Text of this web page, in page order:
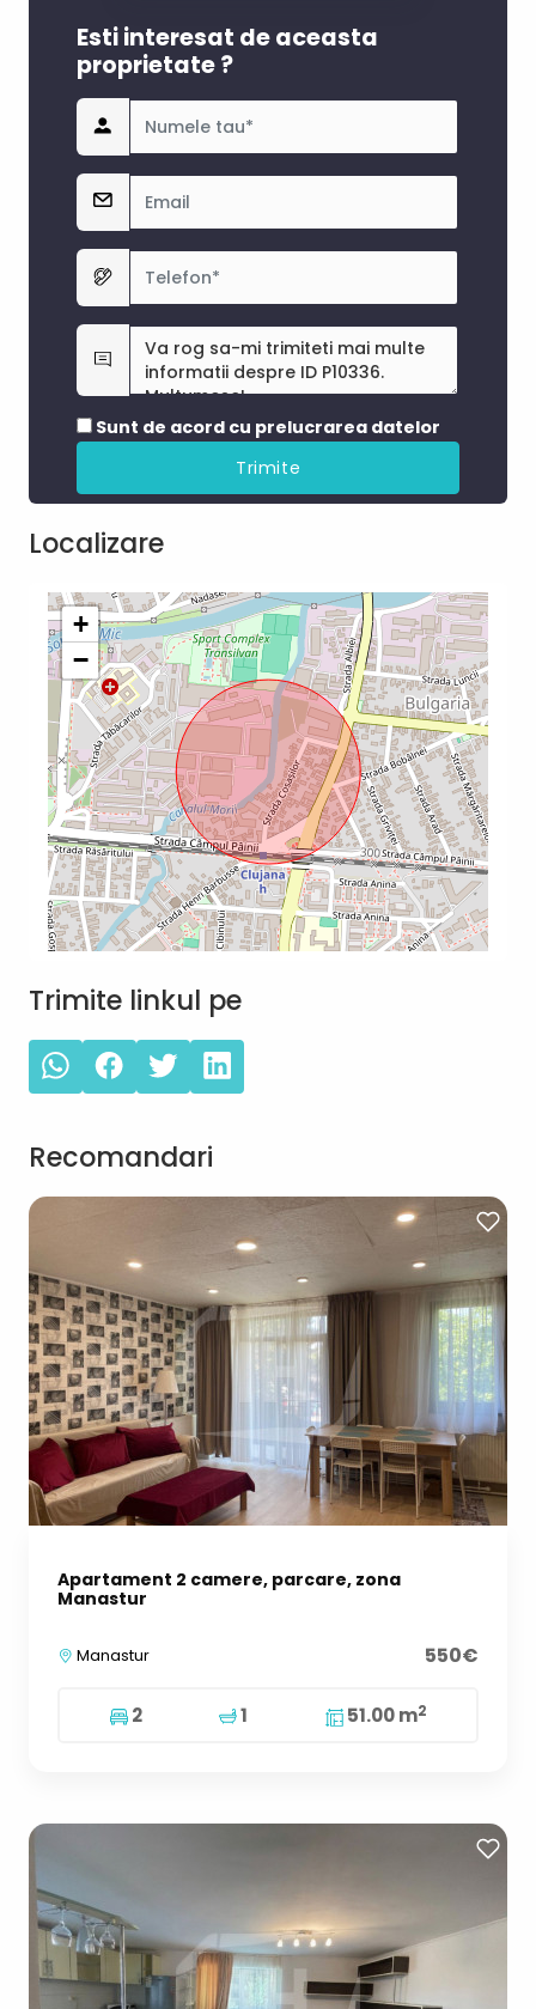
Esti interesat de aceasta
proprietate ?
Sunt de acord cu prelucrarea datelor
Localizare
+
−
Trimite linkul pe
Recomandari
Apartament 2 camere, parcare, zona
Manastur
Manastur 550€
2 1 51.00 m2